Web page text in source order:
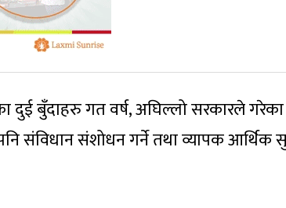
दुई बुँदाहरु गत वर्ष, अघिल्लो सरकारले गरेका
संविधान संशोधन गर्ने तथा व्यापक आर्थिक